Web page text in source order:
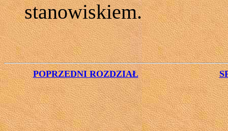
stanowiskiem.
POPRZEDNI ROZDZIAŁ